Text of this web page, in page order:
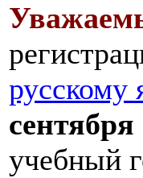
русскому
учебный